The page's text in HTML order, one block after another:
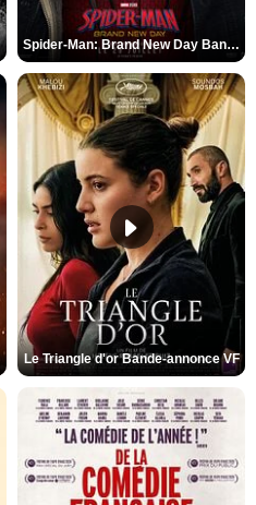
Spider-Man: Brand New Day Bande-annonce VO STFR
Le Triangle d'or Bande-annonce VF